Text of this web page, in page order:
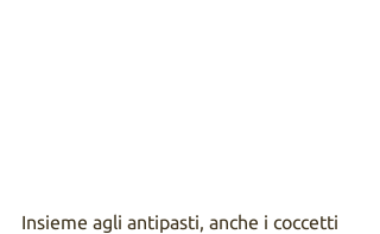
Insieme agli antipasti, anche i coccetti